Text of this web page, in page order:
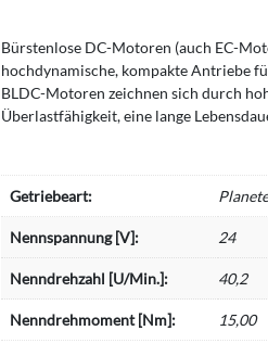
Bürstenlose DC-Motoren (auch EC-
hochdynamische, kompakte Antriebe
BLDC-Motoren zeichnen sich durch
Überlastfähigkeit, eine lange
Getriebeart:
Nennspannung [V]: 24
Nenndrehzahl [U/Min.]: 40,2
Nenndrehmoment [Nm]: 15,00